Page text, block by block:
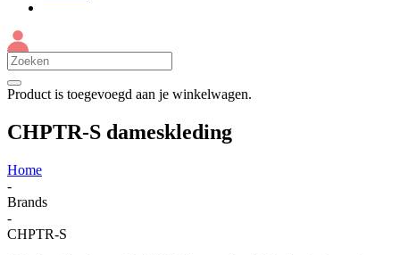
Product is toegevoegd aan je winkelwagen.
CHPTR-S dameskleding
Home
-
Brands
-
CHPTR-S